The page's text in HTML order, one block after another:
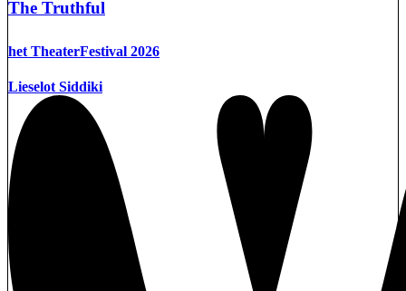
The Truthful
het TheaterFestival 2026
Lieselot Siddiki